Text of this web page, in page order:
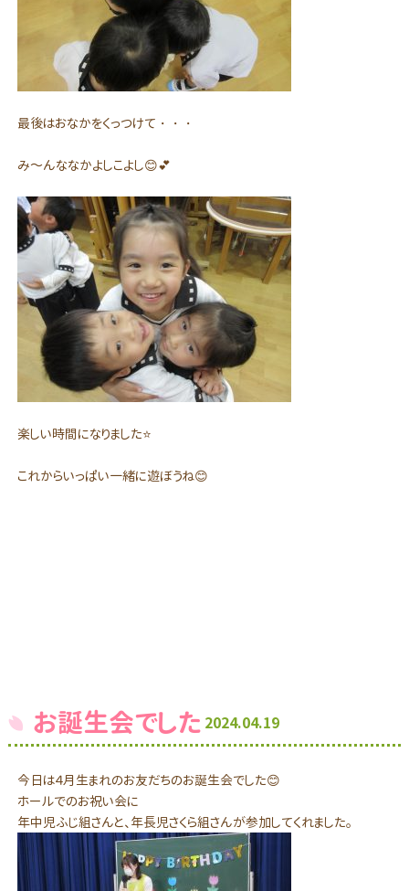
最後はおなかをくっつけて・・・
み～んななかよしこよし😊💕
楽しい時間になりました⭐
これからいっぱい一緒に遊ぼうね😊
お誕生会でした 2024.04.19
今日は４月生まれのお友だちのお誕生会でした😊
ホールでのお祝い会に
年中児ふじ組さんと、年長児さくら組さんが参加してくれました。